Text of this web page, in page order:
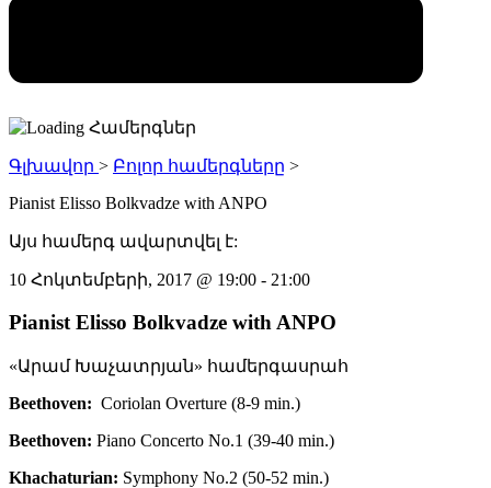
Գլխավոր > Բոլոր համերգները >
Pianist Elisso Bolkvadze with ANPO
Այս համերգ ավարտվել է:
10 Հոկտեմբերի, 2017 @ 19:00 - 21:00
Pianist Elisso Bolkvadze with ANPO
«Արամ Խաչատրյան» համերգասրահ
Beethoven: Coriolan Overture (8-9 min.)
Beethoven: Piano Concerto No.1 (39-40 min.)
Khachaturian: Symphony No.2 (50-52 min.)